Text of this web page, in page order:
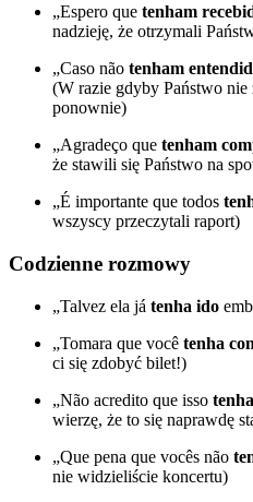
„Espero que tenham
nadzieję, że otrzymali
„Caso não tenham
(W razie gdyby Państwo
ponownie)
„Agradeço que tenham
że stawili się Państwo na
„É importante que todos
wszyscy przeczytali raport)
Codzienne rozmowy
„Talvez ela já tenha ido
„Tomara que você tenha
ci się zdobyć bilet!)
„Não acredito que isso
wierzę, że to się naprawdę
„Que pena que vocês não
nie widzieliście koncertu)